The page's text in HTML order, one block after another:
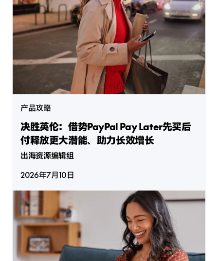
产品攻略
决胜英伦：借势PayPal Pay Later先买后
付释放更大潜能、助力长效增长
出海资源编辑组
2026年7月10日